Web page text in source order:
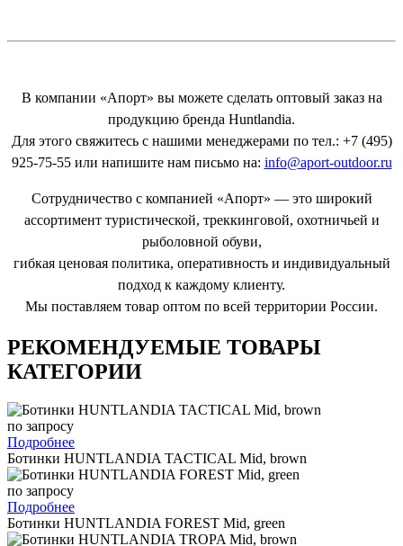
В компании «Апорт» вы можете сделать оптовый заказ на
продукцию бренда Huntlandia.
Для этого свяжитесь с нашими менеджерами по тел.: +7 (495)
925-75-55 или напишите нам письмо на: info@aport-outdoor.ru
Сотрудничество с компанией «Апорт» — это широкий
ассортимент туристической, треккинговой, охотничьей и
рыболовной обуви,
гибкая ценовая политика, оперативность и индивидуальный
подход к каждому клиенту.
Мы поставляем товар оптом по всей территории России.
РЕКОМЕНДУЕМЫЕ ТОВАРЫ
КАТЕГОРИИ
по запросу
Подробнее
Ботинки HUNTLANDIA TACTICAL Mid, brown
по запросу
Подробнее
Ботинки HUNTLANDIA FOREST Mid, green